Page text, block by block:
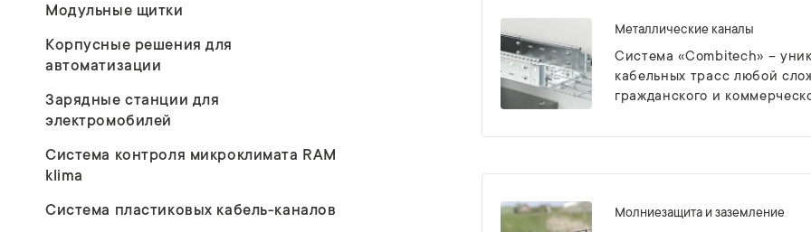
Модульные щитки
Корпусные решения для
автоматизации
Зарядные станции для
электромобилей
Система контроля микроклимата RAM
klima
Система пластиковых кабель-каналов
Металлические каналы
Система «Combitech» –
кабельных трасс любой
гражданского и
Молниезащита и заземление